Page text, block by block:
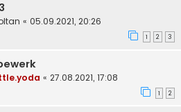
« 05.09.2021, 20:26
1 2 3
« 27.08.2021, 17:08
1 2